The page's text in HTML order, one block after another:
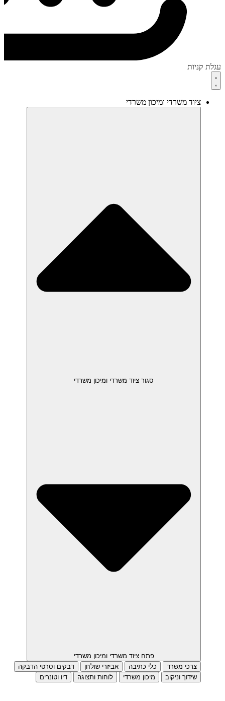
עגלת קניות
ציוד משרדי ומיכון משרדי
סגור ציוד משרדי ומיכון משרדי
פתח ציוד משרדי ומיכון משרדי
צרכי משרד
כלי כתיבה אביזרי שולחן
דבקים וסרטי הדבקה
שידוך וניקוב
מיכון משרדי לוחות ותצוגה דיו וטונרים